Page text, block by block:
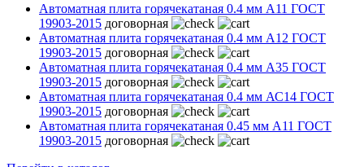
Автоматная плита горячекатаная 0.4 мм А11 ГОСТ
19903-2015 договорная
Автоматная плита горячекатаная 0.4 мм А12 ГОСТ
19903-2015 договорная
Автоматная плита горячекатаная 0.4 мм А35 ГОСТ
19903-2015 договорная
Автоматная плита горячекатаная 0.4 мм АС14 ГОСТ
19903-2015 договорная
Автоматная плита горячекатаная 0.45 мм А11 ГОСТ
19903-2015 договорная